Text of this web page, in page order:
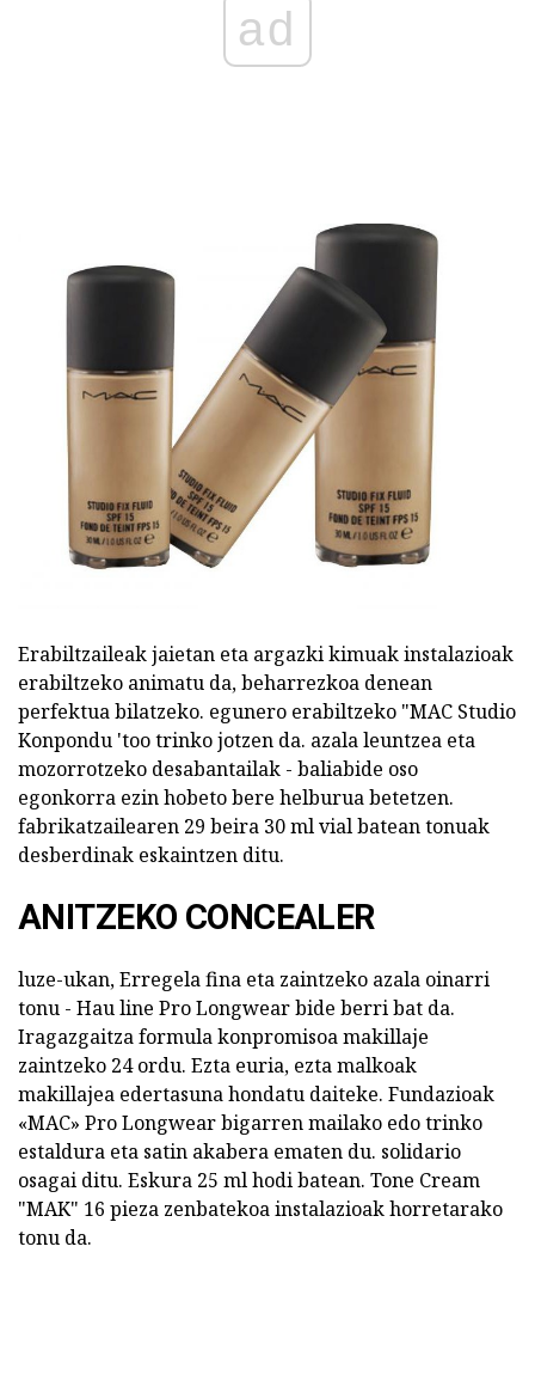
ad
Erabiltzaileak jaietan eta argazki kimuak instalazioak
erabiltzeko animatu da, beharrezkoa denean
perfektua bilatzeko. egunero erabiltzeko "MAC Studio
Konpondu 'too trinko jotzen da. azala leuntzea eta
mozorrotzeko desabantailak - baliabide oso
egonkorra ezin hobeto bere helburua betetzen.
fabrikatzailearen 29 beira 30 ml vial batean tonuak
desberdinak eskaintzen ditu.
ANITZEKO CONCEALER
luze-ukan, Erregela fina eta zaintzeko azala oinarri
tonu - Hau line Pro Longwear bide berri bat da.
Iragazgaitza formula konpromisoa makillaje
zaintzeko 24 ordu. Ezta euria, ezta malkoak
makillajea edertasuna hondatu daiteke. Fundazioak
«MAC» Pro Longwear bigarren mailako edo trinko
estaldura eta satin akabera ematen du. solidario
osagai ditu. Eskura 25 ml hodi batean. Tone Cream
"MAK" 16 pieza zenbatekoa instalazioak horretarako
tonu da.